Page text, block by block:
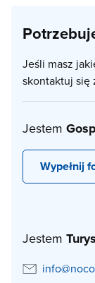
Jeśli masz
skontaktuj się
Jestem
Wypełnij
Jestem